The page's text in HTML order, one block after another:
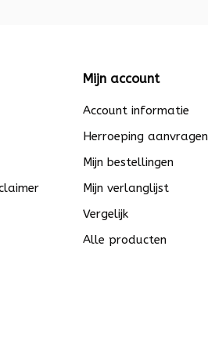
Mijn account
Account informatie
Herroeping aanvragen
Mijn bestellingen
Mijn verlanglijst
Vergelijk
Alle producten